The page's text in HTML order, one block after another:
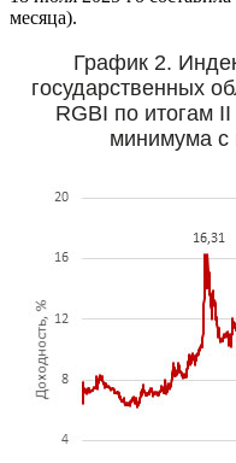
месяца).
График 2.
государственных
RGBI по итогам
минимума с